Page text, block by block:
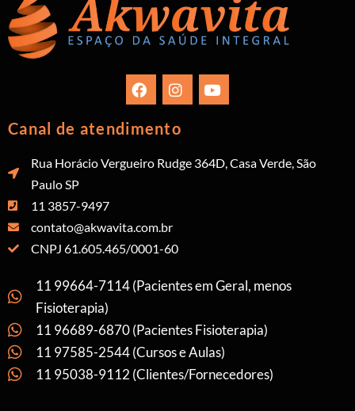
Canal de atendimento
Rua Horácio Vergueiro Rudge 364D, Casa Verde, São
Paulo SP
11 3857-9497
contato@akwavita.com.br
CNPJ 61.605.465/0001-60
11 99664-7114 (Pacientes em Geral, menos
Fisioterapia)
11 96689-6870 (Pacientes Fisioterapia)
11 97585-2544 (Cursos e Aulas)
11 95038-9112 (Clientes/Fornecedores)